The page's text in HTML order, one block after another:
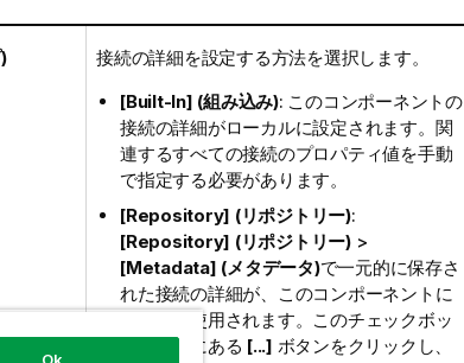
接続の詳細を設定する方法を選択します。
[Built-In] (組み込み): このコンポーネントの
接続の詳細がローカルに設定されます。関
連するすべての接続のプロパティ値を手動
で指定する必要があります。
[Repository] (リポジトリー):
[Repository] (リポジトリー)>
[Metadata] (メタデータ)で一元的に保存さ
れた接続の詳細が、このコンポーネントに
よって再使用されます。このチェックボッ
クスの横にある [...] ボタンをクリックし、